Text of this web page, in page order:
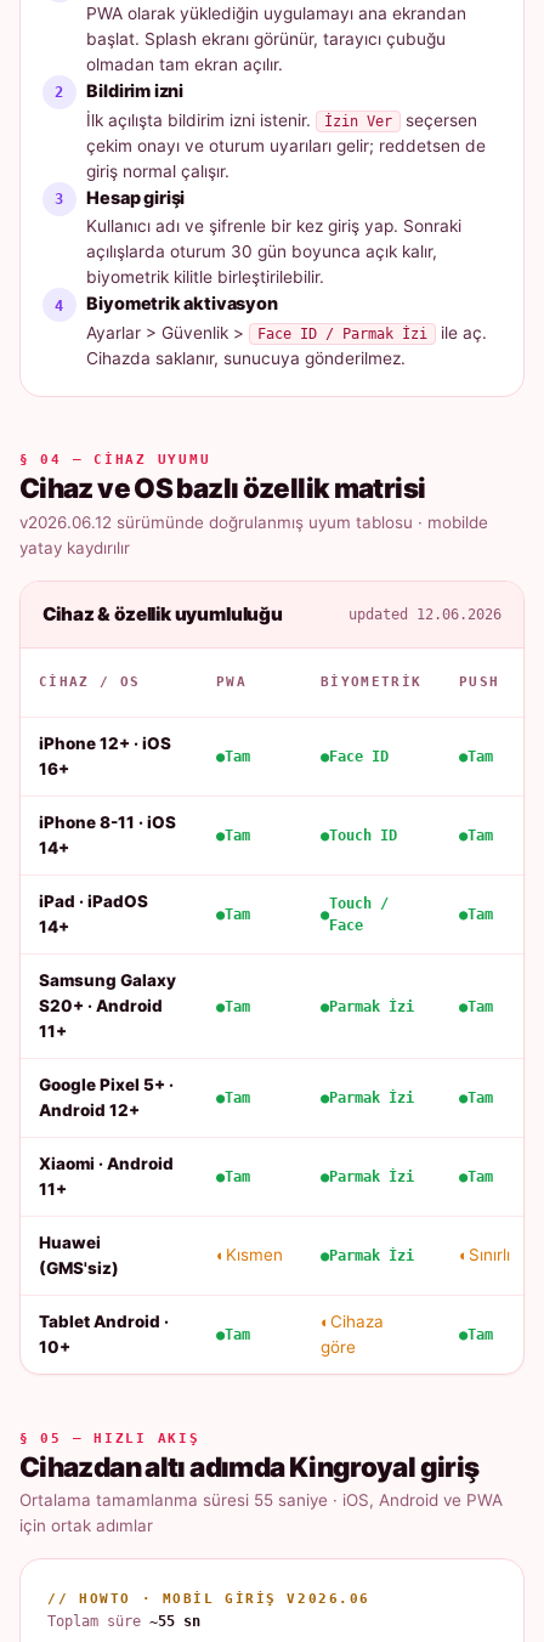
PWA olarak yüklediğin uygulamayı ana ekrandan
başlat. Splash ekranı görünür, tarayıcı çubuğu
olmadan tam ekran açılır.
Bildirim izni
İlk açılışta bildirim izni istenir. İzin Ver
seçersen
çekim onayı ve oturum uyarıları gelir; reddetsen de
giriş normal çalışır.
Hesap girişi
Kullanıcı adı ve şifrenle bir kez giriş yap. Sonraki
açılışlarda oturum 30 gün boyunca açık kalır,
biyometrik kilitle birleştirilebilir.
Biyometrik aktivasyon
Ayarlar > Güvenlik > Face ID / Parmak İzi
ile aç.
Cihazda saklanır, sunucuya gönderilmez.
§ 04 — CIHAZ UYUMU
Cihaz ve OS bazlı özellik matrisi
v2026.06.12 sürümünde doğrulanmış uyum tablosu · mobilde
yatay kaydırılır
Cihaz & özellik uyumluluğu updated 12.06.2026
CIHAZ / OS PWA BIYOMETRIK PUSH
iPhone 12+ · iOS
16+
Tam Face ID Tam
iPhone 8-11 · iOS
14+
Tam Touch ID Tam
iPad · iPadOS
14+
Tam
Touch /
Face
Tam
Samsung Galaxy
S20+ · Android
11+
Tam Parmak İzi Tam
Google Pixel 5+ ·
Android 12+
Tam Parmak İzi Tam
Xiaomi · Android
11+
Tam Parmak İzi Tam
Huawei
(GMS'siz)
Kısmen Parmak İzi Sınırlı
Tablet Android ·
10+
Tam
Cihaza
göre
Tam
§ 05 — HIZLI AKIŞ
Cihazdan altı adımda Kingroyal giriş
Ortalama tamamlanma süresi 55 saniye · iOS, Android ve PWA
için ortak adımlar
// HOWTO · MOBIL GIRIŞ V2026.06
Toplam süre~55 sn